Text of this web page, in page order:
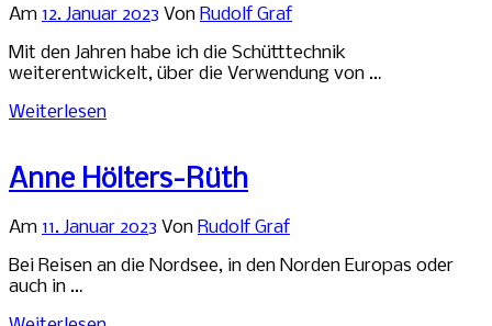
Am 12. Januar 2023 Von Rudolf Graf
Mit den Jahren habe ich die Schütttechnik
weiterentwickelt, über die Verwendung von …
Weiterlesen
Anne Hölters-Rüth
Am 11. Januar 2023 Von Rudolf Graf
Bei Reisen an die Nordsee, in den Norden Europas oder
auch in …